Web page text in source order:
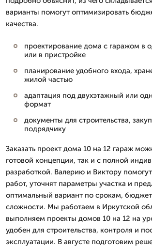
варианты помогут оптимизировать
качества.
проектирование дома с гаражом в
или в пристройке
планирование удобного входа,
жилой частью
адаптация под двухэтажный или
формат
документы для строительства,
подрядчику
Заказать проект дома 10 на 12 гараж
готовой концепции, так и с полной
разработкой. Валерию и Виктору
работ, уточнят параметры участка и
оптимальный вариант по срокам,
сложности. Мы работаем в Иркутской
выполняем проекты домов 10 на 12 на
удобен для строительства, контроля и
эксплуатации. В августе подготовим